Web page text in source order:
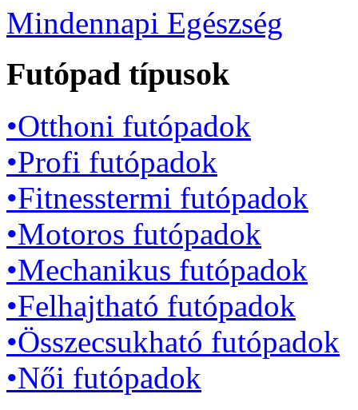
Mindennapi Egészség
Futópad típusok
•Otthoni futópadok
•Profi futópadok
•Fitnesstermi futópadok
•Motoros futópadok
•Mechanikus futópadok
•Felhajtható futópadok
•Összecsukható futópadok
•Női futópadok